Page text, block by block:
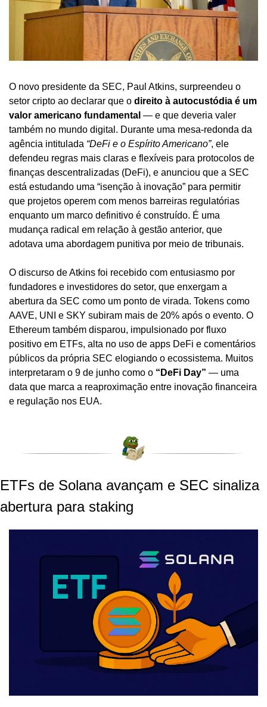
O novo presidente da SEC, Paul Atkins, surpreendeu o
setor cripto ao declarar que o direito à autocustódia é um
valor americano fundamental — e que deveria valer
também no mundo digital. Durante uma mesa-redonda da
agência intitulada “DeFi e o Espírito Americano”, ele
defendeu regras mais claras e flexíveis para protocolos de
finanças descentralizadas (DeFi), e anunciou que a SEC
está estudando uma “isenção à inovação” para permitir
que projetos operem com menos barreiras regulatórias
enquanto um marco definitivo é construído. É uma
mudança radical em relação à gestão anterior, que
adotava uma abordagem punitiva por meio de tribunais.
O discurso de Atkins foi recebido com entusiasmo por
fundadores e investidores do setor, que enxergam a
abertura da SEC como um ponto de virada. Tokens como
AAVE, UNI e SKY subiram mais de 20% após o evento. O
Ethereum também disparou, impulsionado por fluxo
positivo em ETFs, alta no uso de apps DeFi e comentários
públicos da própria SEC elogiando o ecossistema. Muitos
interpretaram o 9 de junho como o “DeFi Day” — uma
data que marca a reaproximação entre inovação financeira
e regulação nos EUA.
ETFs de Solana avançam e SEC sinaliza
abertura para staking